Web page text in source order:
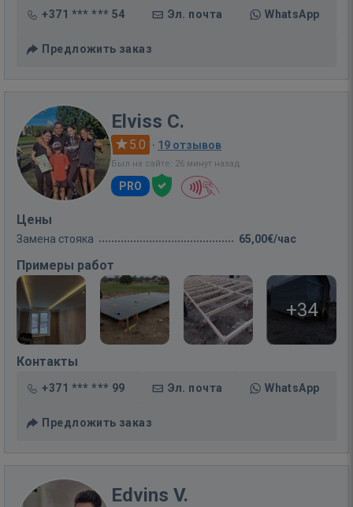
+371 *** *** 54 Эл. почта WhatsApp
Предложить заказ
Elviss C.
5.0 · 19 отзывов
Был на сайте: 26 минут назад
PRO
Цены
Замена стояка 65,00€/час
Примеры работ
+34
Контакты
+371 *** *** 99 Эл. почта WhatsApp
Предложить заказ
Edvins V.